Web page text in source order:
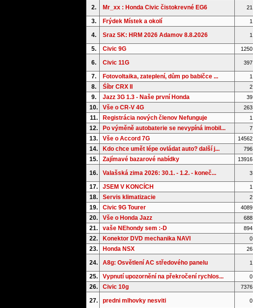
2. Mr_xx : Honda Civic čistokrevné EG6 21
3. Frýdek Místek a okolí 1
4. Sraz SK: HRM 2026 Adamov 8.8.2026 1
5. Civic 9G 1250
6. Civic 11G 397
7. Fotovoltaika, zateplení, dům po babičce ... 1
8. Śíbr CRX II 2
9. Jazz 3G 1.3 - Naše první Honda 39
10. Vše o CR-V 4G 263
11. Registrácia nových členov Nefunguje 1
12. Po výměně autobaterie se nevypíná imobil... 7
13. Vše o Accord 7G 14562
14. Kdo chce umět lépe ovládat auto? další j... 796
15. Zajímavé bazarové nabídky 13916
16. Valašská zima 2026: 30.1. - 1.2. - koneč... 3
17. JSEM V KONCÍCH 1
18. Servis klimatizacie 2
19. Civic 9G Tourer 4089
20. Vše o Honda Jazz 688
21. vaše NEhondy sem :-D 894
22. Konektor DVD mechanika NAVI 0
23. Honda NSX 26
24. A8g: Osvětlení AC středového panelu 1
25. Vypnutí upozornění na překročení rychlos... 0
26. Civic 10g 7376
27. predni mlhovky nesviti 0